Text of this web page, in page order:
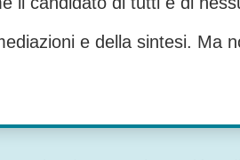
e della sintesi. Ma